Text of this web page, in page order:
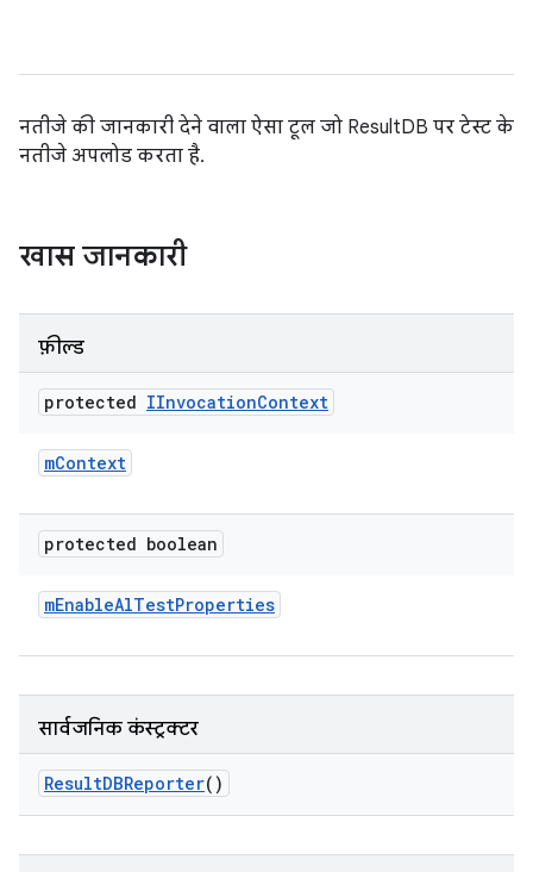
नतीजे की जानकारी देने वाला ऐसा टूल जो ResultDB पर टेस्ट के
नतीजे अपलोड करता है.
खास जानकारी
फ़ील्ड
protected IInvocationContext
mContext
protected boolean
mEnableAlTestProperties
सार्वजनिक कंस्ट्रक्टर
ResultDBReporter()